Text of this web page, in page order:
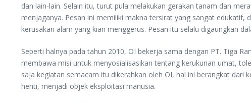
dan lain-lain. Selain itu, turut pula melakukan gerakan tanam dan
menjaganya. Pesan ini memiliki makna tersirat yang sangat
kerusakan alam yang kian menggerus. Pesan itu selalu digaungkan
Seperti halnya pada tahun 2010, OI bekerja sama dengan PT. Tiga
membawa misi untuk menyosialisasikan tentang kerukunan umat,
saja kegiatan semacam itu dikerahkan oleh OI, hal ini berangkat
henti, menjadi objek eksploitasi manusia.